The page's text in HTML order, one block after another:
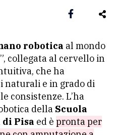
robotica al mondo
collegata al cervello in
che ha
naturali e in grado di
consistenze. L’ha
della Scuola
di Pisa ed è pronta per